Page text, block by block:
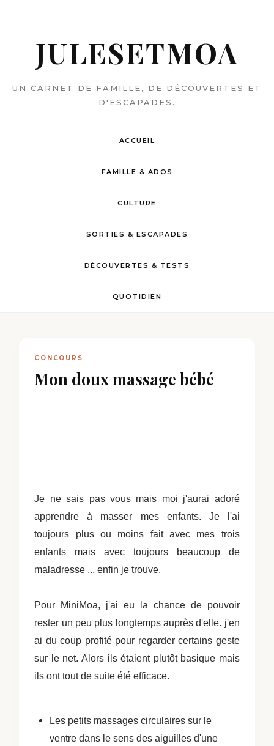
JULESETMOA
UN CARNET DE FAMILLE, DE DÉCOUVERTES ET
D'ESCAPADES.
ACCUEIL
FAMILLE & ADOS
CULTURE
SORTIES & ESCAPADES
DÉCOUVERTES & TESTS
QUOTIDIEN
CONCOURS
Mon doux massage bébé
Je ne sais pas vous mais moi j'aurai adoré
apprendre à masser mes enfants. Je l'ai
toujours plus ou moins fait avec mes trois
enfants mais avec toujours beaucoup de
maladresse ... enfin je trouve.
Pour MiniMoa, j'ai eu la chance de pouvoir
rester un peu plus longtemps auprès d'elle. j'en
ai du coup profité pour regarder certains geste
sur le net. Alors ils étaient plutôt basique mais
ils ont tout de suite été efficace.
Les petits massages circulaires sur le
ventre dans le sens des aiguilles d'une